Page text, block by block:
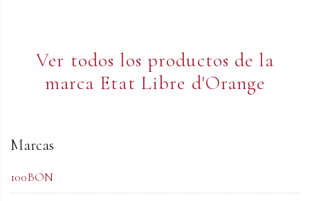
Ver todos los productos de la
marca Etat Libre d'Orange
Marcas
100BON